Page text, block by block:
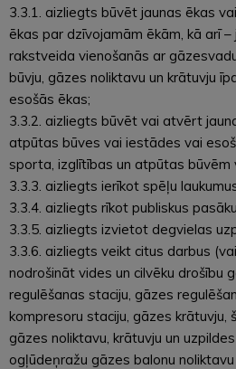
3.3.1. aizliegts būvēt jaunas ēkas
ēkas par dzīvojamām ēkām, kā arī
rakstveida vienošanās ar
būvju, gāzes noliktavu un krātuvju
esošās ēkas;
3.3.2. aizliegts būvēt vai atvērt
atpūtas būves vai iestādes vai
sporta, izglītības un atpūtas būvēm
3.3.3. aizliegts ierīkot spēļu
3.3.4. aizliegts rīkot publiskus
3.3.5. aizliegts izvietot degvielas
3.3.6. aizliegts veikt citus darbus
nodrošināt vides un cilvēku drošību
regulēšanas staciju, gāzes
kompresoru staciju, gāzes krātuvju,
gāzes noliktavu, krātuvju un
ogļūdeņražu gāzes balonu